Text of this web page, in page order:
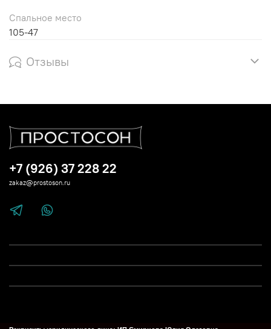
Спальное место
105-47
Отзывы
+7 (926) 37 228 22
zakaz@prostoson.ru